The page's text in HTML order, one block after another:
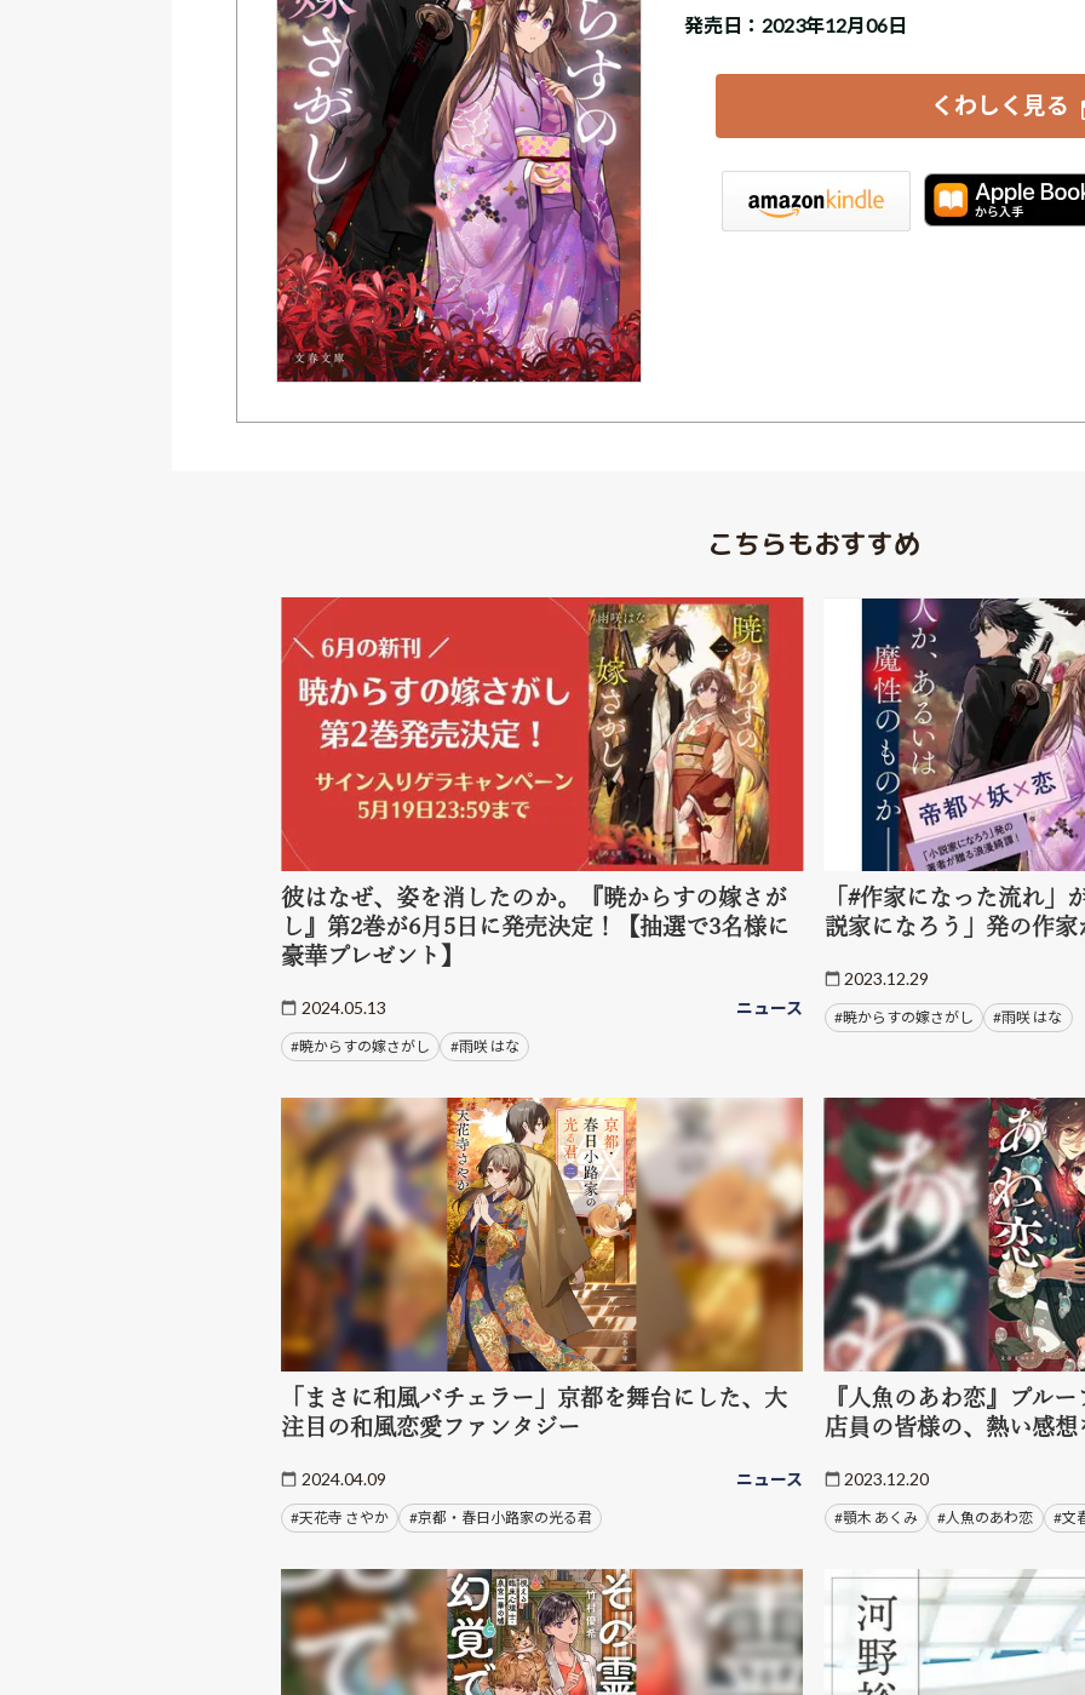
発売日：2023年12月06日
くわしく見る
Amazon Kindleストア iBookstore 楽天Kobo
こちらもおすすめ
彼はなぜ、姿を消したのか。『暁からすの嫁さが
し』第2巻が6月5日に発売決定！【抽選で3名様に
豪華プレゼント】
2024.05.13 ニュース
#暁からすの嫁さがし #雨咲 はな
「#作家になった流れ
説家になろう」発の作
2023.12.29
#暁からすの嫁さがし #雨咲 はな
「まさに和風バチェラー」京都を舞台にした、大
注目の和風恋愛ファンタジー
2024.04.09 ニュース
#天花寺 さやか #京都・春日小路家の光る君
『人魚のあわ恋』プル
店員の皆様の、熱い感
2023.12.20
#顎木 あくみ #人魚のあわ恋 #文